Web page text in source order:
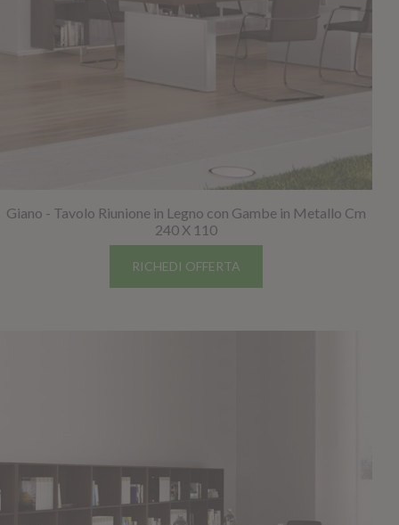
Giano - Tavolo Riunione in Legno con Gambe in Metallo Cm
240 X 110
RICHEDI OFFERTA